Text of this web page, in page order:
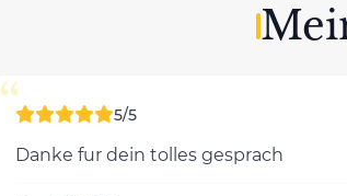
“ 5/5
Danke fur dein tolles gesprach